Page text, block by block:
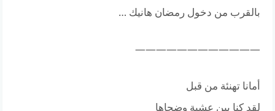
بالقرب من دخول رمضان هانيك …
————————————
أمانا تهنئة من قبل
لقد كنا بين عشية وضحاها